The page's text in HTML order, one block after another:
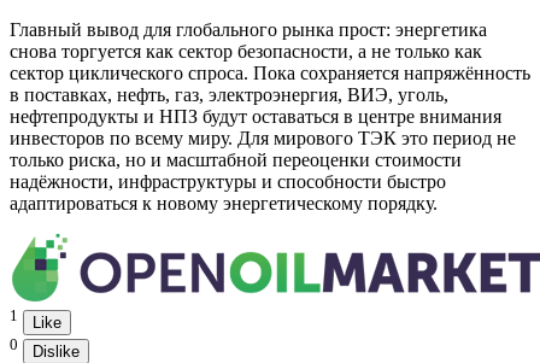
Главный вывод для глобального рынка прост: энергетика
снова торгуется как сектор безопасности, а не только как
сектор циклического спроса. Пока сохраняется напряжённость
в поставках, нефть, газ, электроэнергия, ВИЭ, уголь,
нефтепродукты и НПЗ будут оставаться в центре внимания
инвесторов по всему миру. Для мирового ТЭК это период не
только риска, но и масштабной переоценки стоимости
надёжности, инфраструктуры и способности быстро
адаптироваться к новому энергетическому порядку.
1
Like
0
Dislike